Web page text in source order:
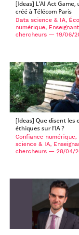
[Ideas] L’AI Act Game,
créé à Télécom Paris
Data science & IA,
numérique,
chercheurs — 19/06/
[Ideas] Que disent les
éthiques sur l’IA ?
Confiance numérique,
science & IA,
chercheurs — 28/04/